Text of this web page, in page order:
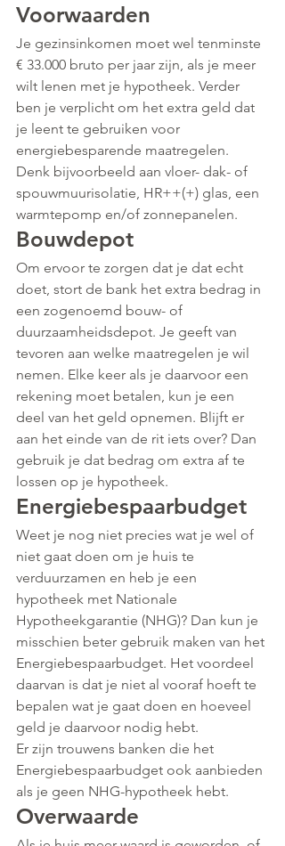
Voorwaarden
Je gezinsinkomen moet wel tenminste
€ 33.000 bruto per jaar zijn, als je meer
wilt lenen met je hypotheek. Verder
ben je verplicht om het extra geld dat
je leent te gebruiken voor
energiebesparende maatregelen.
Denk bijvoorbeeld aan vloer- dak- of
spouwmuurisolatie, HR++(+) glas, een
warmtepomp en/of zonnepanelen.
Bouwdepot
Om ervoor te zorgen dat je dat echt
doet, stort de bank het extra bedrag in
een zogenoemd bouw- of
duurzaamheidsdepot. Je geeft van
tevoren aan welke maatregelen je wil
nemen. Elke keer als je daarvoor een
rekening moet betalen, kun je een
deel van het geld opnemen. Blijft er
aan het einde van de rit iets over? Dan
gebruik je dat bedrag om extra af te
lossen op je hypotheek.
Energiebespaarbudget
Weet je nog niet precies wat je wel of
niet gaat doen om je huis te
verduurzamen en heb je een
hypotheek met Nationale
Hypotheekgarantie (NHG)? Dan kun je
misschien beter gebruik maken van het
Energiebespaarbudget. Het voordeel
daarvan is dat je niet al vooraf hoeft te
bepalen wat je gaat doen en hoeveel
geld je daarvoor nodig hebt.
Er zijn trouwens banken die het
Energiebespaarbudget ook aanbieden
als je geen NHG-hypotheek hebt.
Overwaarde